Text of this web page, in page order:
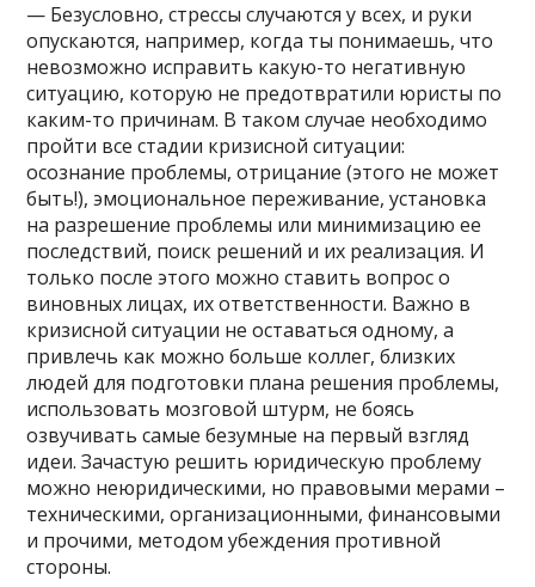
— Безусловно, стрессы случаются у всех, и руки
опускаются, например, когда ты понимаешь, что
невозможно исправить какую-то негативную
ситуацию, которую не предотвратили юристы по
каким-то причинам. В таком случае необходимо
пройти все стадии кризисной ситуации:
осознание проблемы, отрицание (этого не может
быть!), эмоциональное переживание, установка
на разрешение проблемы или минимизацию ее
последствий, поиск решений и их реализация. И
только после этого можно ставить вопрос о
виновных лицах, их ответственности. Важно в
кризисной ситуации не оставаться одному, а
привлечь как можно больше коллег, близких
людей для подготовки плана решения проблемы,
использовать мозговой штурм, не боясь
озвучивать самые безумные на первый взгляд
идеи. Зачастую решить юридическую проблему
можно неюридическими, но правовыми мерами –
техническими, организационными, финансовыми
и прочими, методом убеждения противной
стороны.